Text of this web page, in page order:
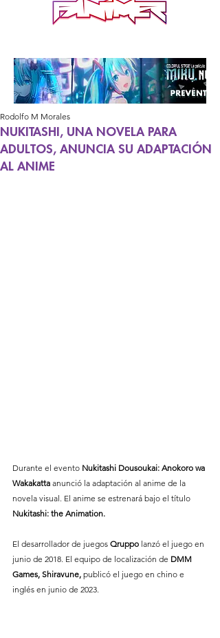
NUKITASHI, UNA NOVELA PARA
ADULTOS, ANUNCIA SU ADAPTACIÓN
AL ANIME
Rodolfo M Morales
Durante el evento Nukitashi Dousoukai: Anokoro wa
Wakakatta anunció la adaptación al anime de la
novela visual. El anime se estrenará bajo el título
Nukitashi: the Animation.
El desarrollador de juegos Qruppo lanzó el juego en
junio de 2018. El equipo de localización de DMM
Games, Shiravune, publicó el juego en chino e
inglés en junio de 2023.